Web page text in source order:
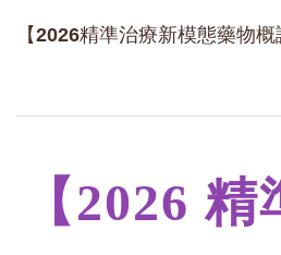
【2026精準治療新模態藥物
【2026